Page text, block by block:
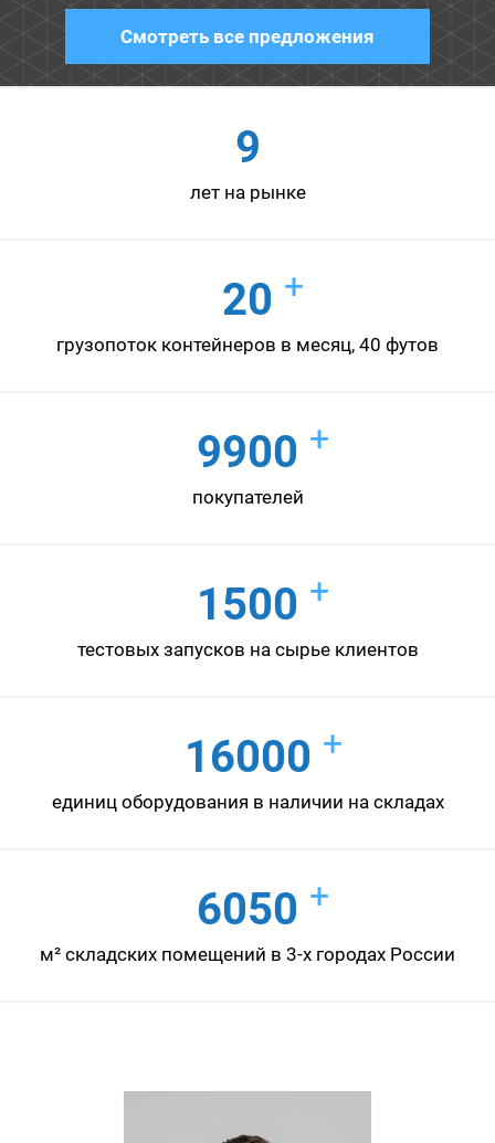
Смотреть все предложения
9
лет на рынке
20 +
грузопоток контейнеров в месяц, 40 футов
9900 +
покупателей
1500 +
тестовых запусков на сырье клиентов
16000 +
единиц оборудования в наличии на складах
6050 +
м² складских помещений в 3-х городах России